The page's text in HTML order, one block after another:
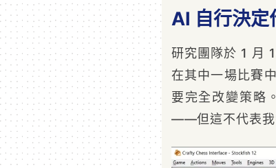
AI 自行決定
研究團隊於 1 月
在其中一場比賽
要完全改變策略
——但這不代表我